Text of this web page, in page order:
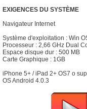
EXIGENCES DU SYSTÈME
Navigateur Internet
Système d'exploitation : Win
Processeur : 2,66 GHz Dual
Espace disque dur : 500 MB
Carte Graphique : 1GB
iPhone 5+ / iPad 2+ OS7 o
OS Android 4.0.3